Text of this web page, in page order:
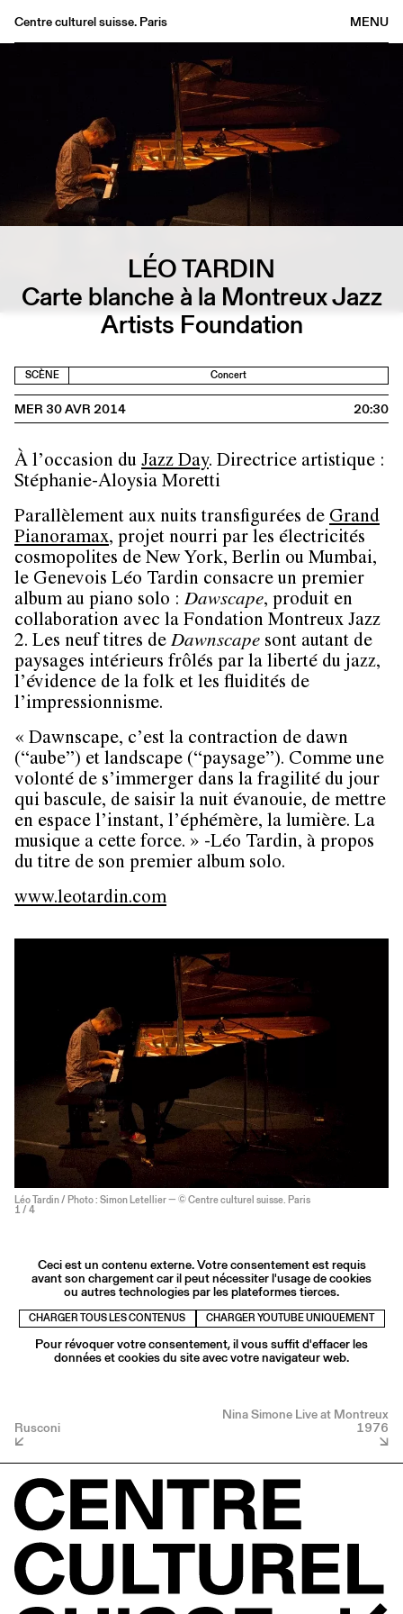
MENU
Centre culturel suisse. Paris
Archives
Médiathèque
Éditions
Informations
LÉO TARDIN
Carte blanche à la Montreux Jazz
Artists Foundation
SCÈNE Concert
MER 30 AVR 2014 20:30
À l’occasion du Jazz Day. Directrice artistique :
Stéphanie-Aloysia Moretti
Parallèlement aux nuits transfigurées de Grand
Pianoramax, projet nourri par les électricités
cosmopolites de New York, Berlin ou Mumbai,
le Genevois Léo Tardin consacre un premier
album au piano solo : Dawscape, produit en
collaboration avec la Fondation Montreux Jazz
2. Les neuf titres de Dawnscape sont autant de
paysages intérieurs frôlés par la liberté du jazz,
l’évidence de la folk et les fluidités de
l’impressionnisme.
« Dawnscape, c’est la contraction de dawn
(“aube”) et landscape (“paysage”). Comme une
volonté de s’immerger dans la fragilité du jour
qui bascule, de saisir la nuit évanouie, de mettre
en espace l’instant, l’éphémère, la lumière. La
musique a cette force. » -Léo Tardin, à propos
du titre de son premier album solo.
www.leotardin.com
Léo Tardin / Photo : Simon Letellier — © Centre culturel suisse. Paris
1 / 4
Ceci est un contenu externe. Votre consentement est requis
avant son chargement car il peut nécessiter l'usage de cookies
ou autres technologies par les plateformes tierces.
CHARGER TOUS LES CONTENUS CHARGER YOUTUBE UNIQUEMENT
Pour révoquer votre consentement, il vous suffit d'effacer les
données et cookies du site avec votre navigateur web.
Rusconi
Nina Simone Live at Montreux
1976